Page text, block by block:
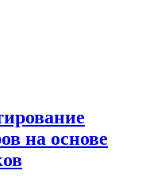
на основе